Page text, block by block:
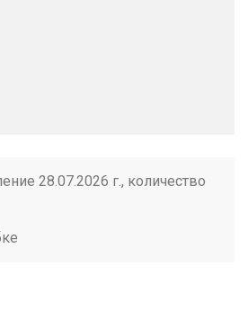
28.07.2026 г., количество